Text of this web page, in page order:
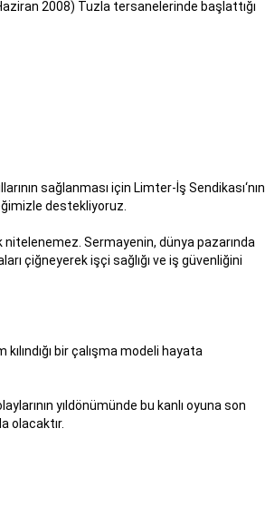
2008) Tuzla tersanelerinde başlattığı
sağlanması için Limter-İş Sendikası‘nın
destekliyoruz.
Sermayenin, dünya pazarında
çiğneyerek işçi sağlığı ve iş güvenliğini
bir çalışma modeli hayata
yıldönümünde bu kanlı oyuna son
olacaktır.